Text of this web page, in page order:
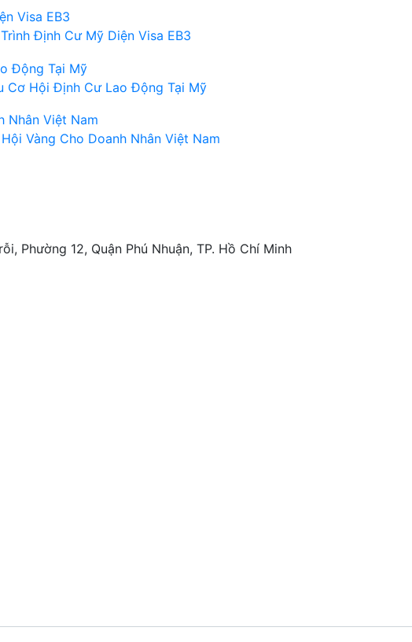
Định Cư Mỹ Diện Visa EB3
Cơ Hội Định Cư Lao Động Tại Mỹ
Vàng Cho Doanh Nhân Việt Nam
Phường 12, Quận Phú Nhuận, TP. Hồ Chí Minh